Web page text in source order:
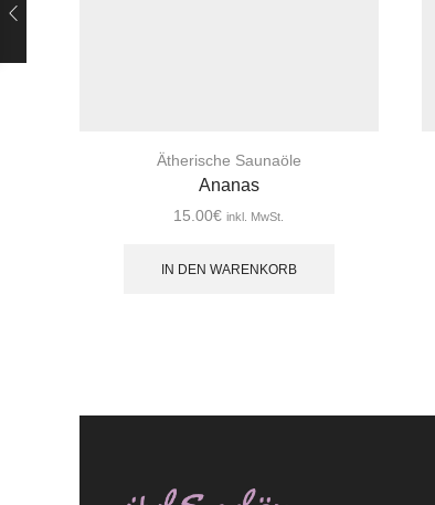
Ätherische Saunaöle
Ananas
15.00€ inkl. MwSt.
IN DEN WARENKORB